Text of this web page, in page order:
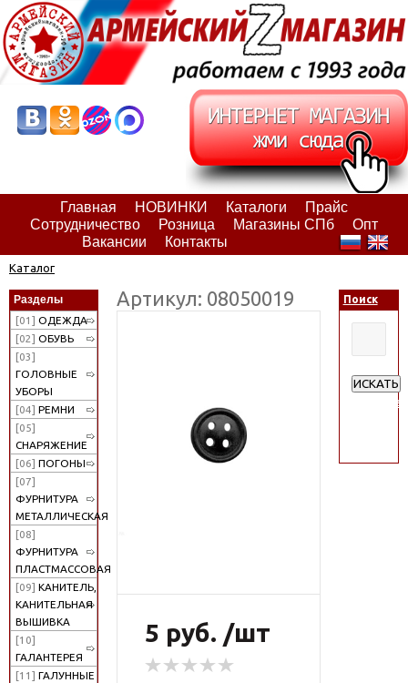
Главная НОВИНКИ Каталоги
Прайс
Сотрудничество
Розница Магазины СПб
Опт
Вакансии
Контакты
Каталог
Разделы
[01] ОДЕЖДА
[02] ОБУВЬ
[03]
ГОЛОВНЫЕ
УБОРЫ
[04] РЕМНИ
[05]
СНАРЯЖЕНИЕ
[06] ПОГОНЫ
[07]
ФУРНИТУРА
МЕТАЛЛИЧЕСКАЯ
[08]
ФУРНИТУРА
ПЛАСТМАССОВАЯ
[09] КАНИТЕЛЬ,
КАНИТЕЛЬНАЯ
ВЫШИВКА
[10]
ГАЛАНТЕРЕЯ
[11] ГАЛУННЫЕ
Артикул: 08050019
5 руб. /шт
Поиск
ИСКАТЬ